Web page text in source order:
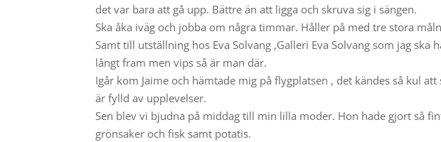
det var bara att gå upp. Bättre än att ligga och skruva sig i sängen.
Ska åka iväg och jobba om några timmar. Håller på med tre stora
Samt till utställning hos Eva Solvang ,Galleri Eva Solvang som jag ska
långt fram men vips så är man där.
Igår kom Jaime och hämtade mig på flygplatsen , det kändes så kul
är fylld av upplevelser.
Sen blev vi bjudna på middag till min lilla moder. Hon hade gjort så
grönsaker och fisk samt potatis.